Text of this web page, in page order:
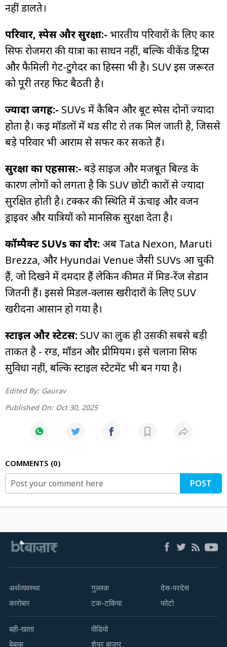
नहीं डालते।
परिवार, स्पेस और सुरक्षा:- भारतीय परिवारों के लिए कार
सिर्फ रोजमर्रा की यात्रा का साधन नहीं, बल्कि वीकेंड ट्रिप्स
और फैमिली गेट-टुगेदर का हिस्सा भी है। SUV इस जरूरत
को पूरी तरह फिट बैठती है।
ज्यादा जगह:- SUVs में कैबिन और बूट स्पेस दोनों ज्यादा
होता है। कई मॉडलों में थर्ड सीट रो तक मिल जाती है, जिससे
बड़े परिवार भी आराम से सफर कर सकते हैं।
सुरक्षा का एहसास:- बड़े साइज और मजबूत बिल्ड के
कारण लोगों को लगता है कि SUV छोटी कारों से ज्यादा
सुरक्षित होती है। टक्कर की स्थिति में ऊंचाई और वजन
ड्राइवर और यात्रियों को मानसिक सुरक्षा देता है।
कॉम्पैक्ट SUVs का दौर: अब Tata Nexon, Maruti
Brezza, और Hyundai Venue जैसी SUVs आ चुकी
हैं, जो दिखने में दमदार हैं लेकिन कीमत में मिड-रेंज सेडान
जितनी हैं। इससे मिडल-क्लास खरीदारों के लिए SUV
खरीदना आसान हो गया है।
स्टाइल और स्टेटस: SUV का लुक ही उसकी सबसे बड़ी
ताकत है - रग्ड, मॉडर्न और प्रीमियम। इसे चलाना सिर्फ
सुविधा नहीं, बल्कि स्टाइल स्टेटमेंट भी बन गया है।
Edited By: Gaurav
Published On: Oct 30, 2025
COMMENTS 0
POST
अर्थव्यवस्था
कारोबार
गुल्लक
टक-टकिया
देस-परदेस
फोटो
बही-खाता
बेबाक
वीडियो
शेयर बाज़ार